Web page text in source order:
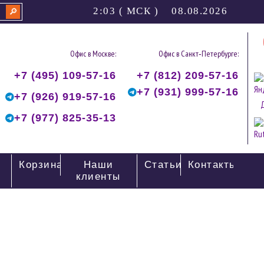
🔎 2:03 ( МСК ) 08.08.2026
Офис в Москве:
+7 (495) 109-57-16
+7 (926) 919-57-16
+7 (977) 825-35-13
Офис в Санкт‑Петербурге:
+7 (812) 209-57-16
+7 (931) 999-57-16
Корзина
Наши
клиенты
Статьи Контакты